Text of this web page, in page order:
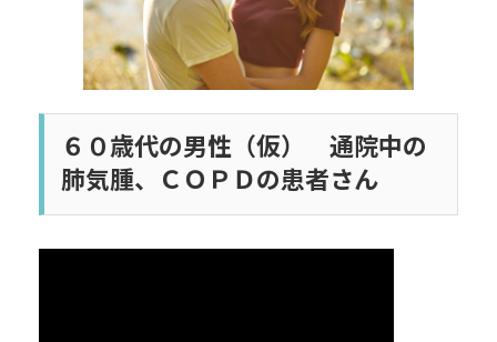
６０歳代の男性（仮） 通院中の
肺気腫、ＣＯＰＤの患者さん